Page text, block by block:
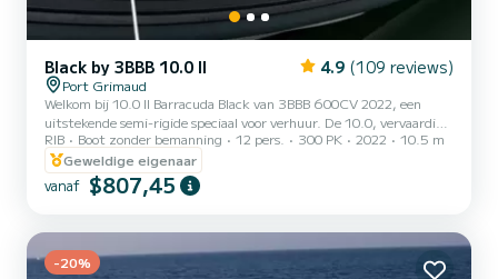
Black by 3BBB 10.0 II 4.9 (109 reviews)
Port Grimaud
Welkom bij 10.0 II Barracuda Black van 3BBB 600CV 2022, een
uitstekende semi-rigide speciaal voor verhuur. De 10.0, vervaardigd
in 2022, neemt je mee naar de mooiste ankerplaatsen van Port
Grimaud. Je brengt gegarandeerd een uitzonderlijke dag of week
door op deze 11 meter lange boot. De bootcapaciteit is 12
personen. Het heeft de volgende uitrusting: USB-aansluiting,
reserveringsaanvraag sturen op SamBoat!
RIB Boot zonder bemanning 12 pers. 300 PK 2022
10.5 m
Geweldige eigenaar
vanaf $807,45
-20%